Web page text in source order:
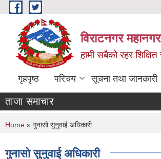
Skip to main content
विराटनगर
हामी सबैको रहर
गृहपृष्ठ परिचय सूचना तथा जानकारी
ताजा समाचार
You are here
Home » गुनासो सुनुवाई अधिकारी
गुनासो सुनुवाई अधिकारी